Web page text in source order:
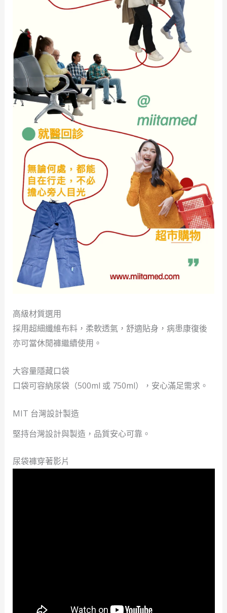
高級材質選用
採用超細纖維布料，柔軟透氣，舒適貼身，病患康復後
亦可當休閒褲繼續使用。
大容量隱藏口袋
口袋可容納尿袋（500ml 或 750ml），安心滿足需求。
MIT 台灣設計製造
堅持台灣設計與製造，品質安心可靠。
尿袋褲穿著影片